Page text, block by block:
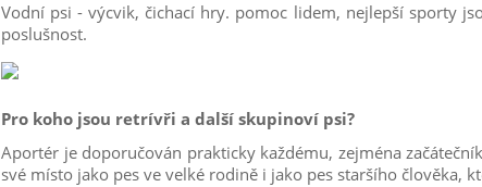
Vodní psi - výcvik, čichací hry. pomoc lidem, nejlepší sporty
poslušnost.
Pro koho jsou retrívři a další skupinoví psi?
Aportér je doporučován prakticky každému, zejména
své místo jako pes ve velké rodině i jako pes staršího člověka,